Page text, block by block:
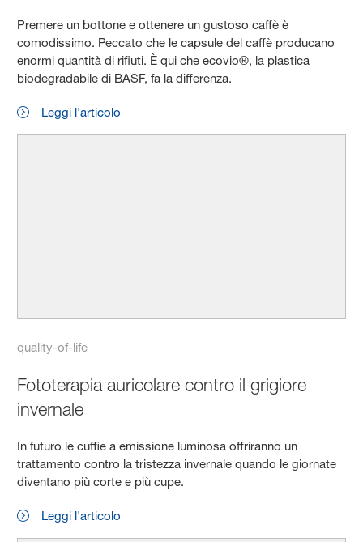
Premere un bottone e ottenere un gustoso caffè è
comodissimo. Peccato che le capsule del caffè producano
enormi quantità di rifiuti. È qui che ecovio®, la plastica
biodegradabile di BASF, fa la differenza.
Leggi l'articolo
quality-of-life
Fototerapia auricolare contro il grigiore
invernale
In futuro le cuffie a emissione luminosa offriranno un
trattamento contro la tristezza invernale quando le giornate
diventano più corte e più cupe.
Leggi l'articolo